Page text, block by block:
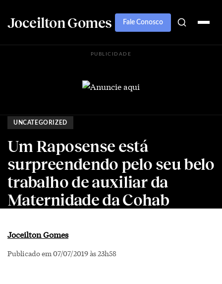
Joceilton Gomes Fale Conosco
PUBLICIDADE
UNCATEGORIZED
Um Raposense está
surpreendendo pelo seu belo
trabalho de auxiliar da
Maternidade da Cohab
Joceilton Gomes
Publicado em 07/07/2019 às 23h58